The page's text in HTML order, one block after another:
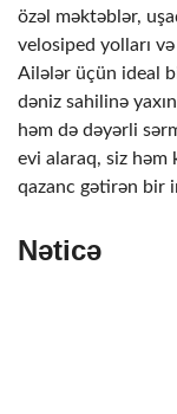
özəl məktəblər,
velosiped yolları
Ailələr üçün ideal
dəniz sahilinə
həm də dəyərli
evi alaraq, siz həm
qazanc gətirən bir
Nəticə